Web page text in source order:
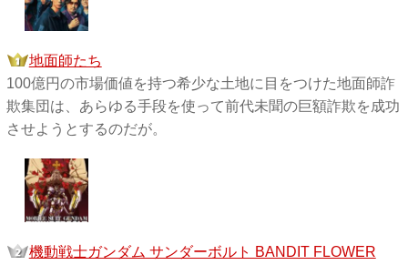
地面師たち
100億円の市場価値を持つ希少な土地に目をつけた地面師詐
欺集団は、あらゆる手段を使って前代未聞の巨額詐欺を成功
させようとするのだが。
機動戦士ガンダム サンダーボルト BANDIT FLOWER